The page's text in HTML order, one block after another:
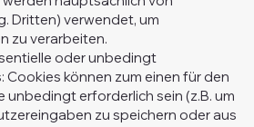
Dritten) verwendet, um
zu verarbeiten.
oder unbedingt
Cookies können zum einen für den
unbedingt erforderlich sein (z.B. um
zu speichern oder aus